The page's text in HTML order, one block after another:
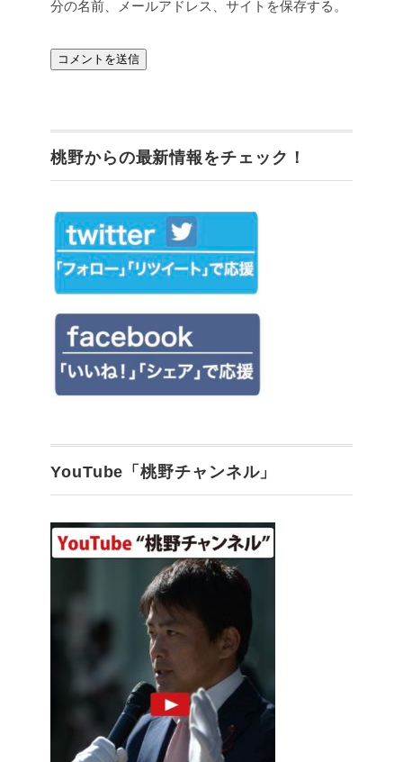
分の名前、メールアドレス、サイトを保存する。
桃野からの最新情報をチェック！
YouTube「桃野チャンネル」